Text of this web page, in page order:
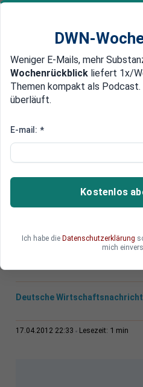
Newsticker MEIN DWN:
Edelmetalle DWN-
Kritik an den neuen EU-Verträgen
Irland:
ESM und
Unter Berufung auf
Fiskalpakt.
Deutsche
17.04.2012 22:33 Lesezeit: 1 min
DWN-
Weniger E-Mails, mehr
Wochenrückblick liefert 1x/
Themen kompakt als
überläuft.
E-mail: *
Kostenlos
Ich habe die Datenschutzerklärung
mich